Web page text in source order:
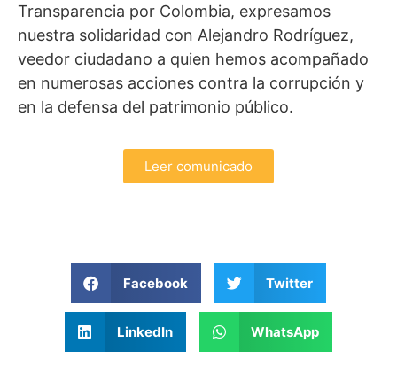
Transparencia por Colombia, expresamos
nuestra solidaridad con Alejandro Rodríguez,
veedor ciudadano a quien hemos acompañado
en numerosas acciones contra la corrupción y
en la defensa del patrimonio público.
Leer comunicado
Facebook Twitter
LinkedIn WhatsApp